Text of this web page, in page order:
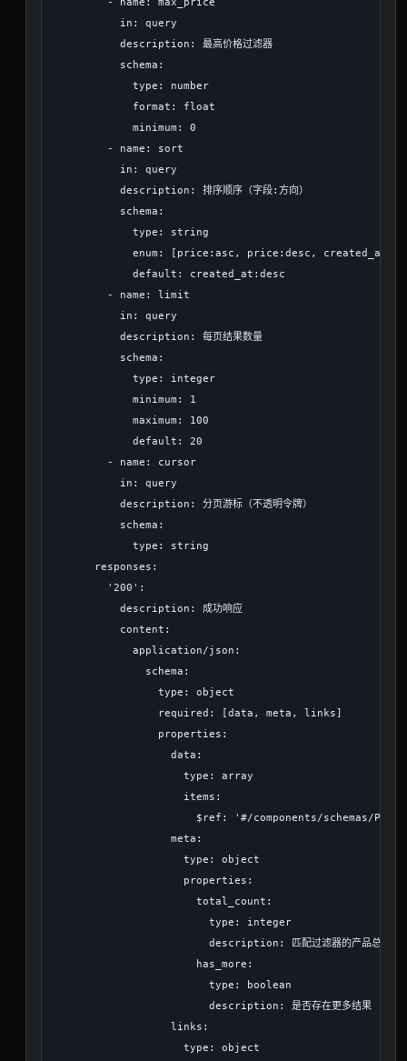
          in: query
          description: 最高价格过滤器
          schema:
            type: number
            format: float
            minimum: 0
        - name: sort
          in: query
          description: 排序顺序（字段:方向）
          schema:
            type: string
enum: [price:asc, price:desc,
            default: created_at:desc
        - name: limit
          in: query
          description: 每页结果数量
          schema:
            type: integer
            minimum: 1
            maximum: 100
            default: 20
        - name: cursor
          in: query
          description: 分页游标（不透明令牌）
          schema:
            type: string
      responses:
        '200':
          description: 成功响应
          content:
            application/json:
              schema:
                type: object
                required: [data, meta, links]
                properties:
                  data:
                    type: array
                    items:
$ref: '#/components/schemas/
                  meta:
                    type: object
                    properties:
                      total_count:
                        type: integer
                        description: 匹配过滤器的产品总数
                      has_more:
                        type: boolean
                        description: 是否存在更多结果
                  links:
                    type: object